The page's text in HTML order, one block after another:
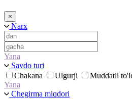
×
Narx
Yana
Savdo turi
Chakana
Ulgurji
Muddatli
Yana
Chegirma miqdori